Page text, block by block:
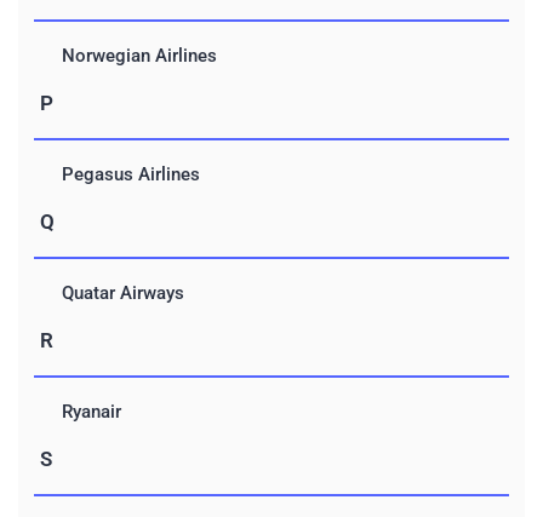
Norwegian Airlines
P
Pegasus Airlines
Q
Quatar Airways
R
Ryanair
S